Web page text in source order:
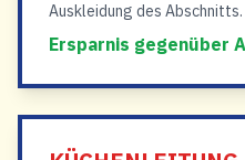
Auskleidung des Abschnitts.
Ersparnis gegenüber